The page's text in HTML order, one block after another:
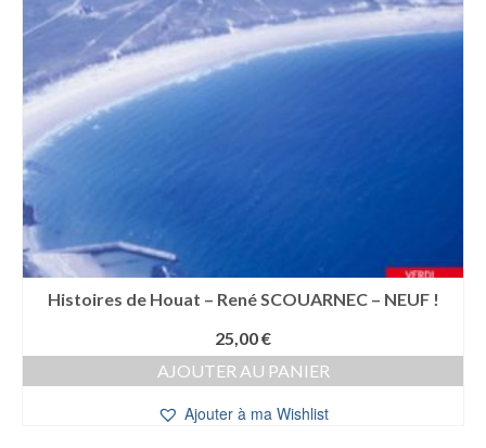
Histoires de Houat – René SCOUARNEC – NEUF !
25,00€
AJOUTER AU PANIER
Ajouter à ma Wishlist